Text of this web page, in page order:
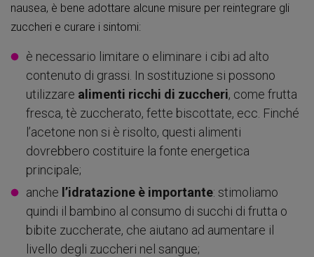
nausea, è bene adottare alcune misure per reintegrare gli
zuccheri e curare i sintomi:
è necessario limitare o eliminare i cibi ad alto
contenuto di grassi. In sostituzione si possono
utilizzare alimenti ricchi di zuccheri, come frutta
fresca, tè zuccherato, fette biscottate, ecc. Finché
l’acetone non si è risolto, questi alimenti
dovrebbero costituire la fonte energetica
principale;
anche l’idratazione è importante: stimoliamo
quindi il bambino al consumo di succhi di frutta o
bibite zuccherate, che aiutano ad aumentare il
livello degli zuccheri nel sangue;